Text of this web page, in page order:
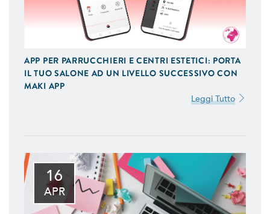
APP PER PARRUCCHIERI E CENTRI ESTETICI: PORTA
IL TUO SALONE AD UN LIVELLO SUCCESSIVO CON
MAKI APP
Leggi Tutto
16
APR